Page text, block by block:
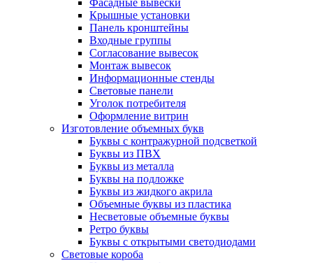
Фасадные вывески
Крышные установки
Панель кронштейны
Входные группы
Согласование вывесок
Монтаж вывесок
Информационные стенды
Световые панели
Уголок потребителя
Оформление витрин
Изготовление объемных букв
Буквы с контражурной подсветкой
Буквы из ПВХ
Буквы из металла
Буквы на подложке
Буквы из жидкого акрила
Объемные буквы из пластика
Несветовые объемные буквы
Ретро буквы
Буквы с открытыми светодиодами
Световые короба